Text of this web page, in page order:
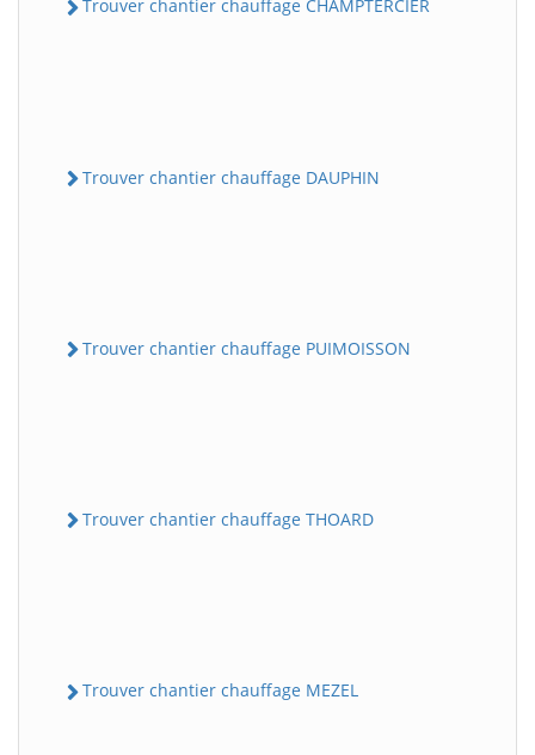
Trouver chantier chauffage CHAMPTERCIER
Trouver chantier chauffage DAUPHIN
Trouver chantier chauffage PUIMOISSON
Trouver chantier chauffage THOARD
Trouver chantier chauffage MEZEL